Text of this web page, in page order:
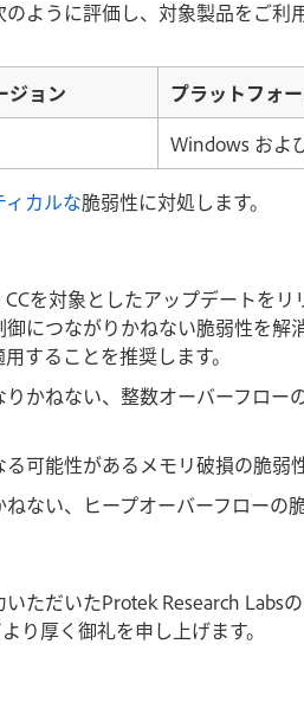
のように評価し、対象製品をご
ジョン プラットフォ
Windows およ
ィカルな脆弱性に対処します。
を対象としたアップデートをリ
につながりかねない脆弱性を解
することを推奨します。
かねない、整数オーバーフロー
可能性があるメモリ破損の脆弱
い、ヒープオーバーフローの脆
ただいたProtek Research Labsの
り厚く御礼を申し上げます。